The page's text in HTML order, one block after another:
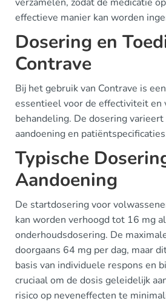
effectieve manier kan worden
Dosering en
Contrave
Bij het gebruik van Contrave is
essentieel voor de effectiviteit en
behandeling. De dosering varieert
aandoening en
Typische
Aandoening
De startdosering voor
kan worden verhoogd tot 16 mg
onderhoudsdosering. De
doorgaans 64 mg per dag, maar
basis van individuele respons en
cruciaal om de dosis geleidelijk
risico op neveneffecten te